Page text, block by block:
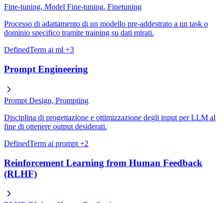
Fine-tuning, Model Fine-tuning, Finetuning
Processo di adattamento di un modello pre-addestrato a un task o
dominio specifico tramite training su dati mirati.
DefinedTerm ai ml +3
Prompt Engineering
Prompt Design, Prompting
Disciplina di progettazione e ottimizzazione degli input per LLM al
fine di ottenere output desiderati.
DefinedTerm ai prompt +2
Reinforcement Learning from Human Feedback
(RLHF)